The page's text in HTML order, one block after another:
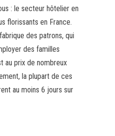
: le secteur hôtelier en
florissants en France.
des patrons, qui
des familles
au prix de nombreux
la plupart de ces
au moins 6 jours sur